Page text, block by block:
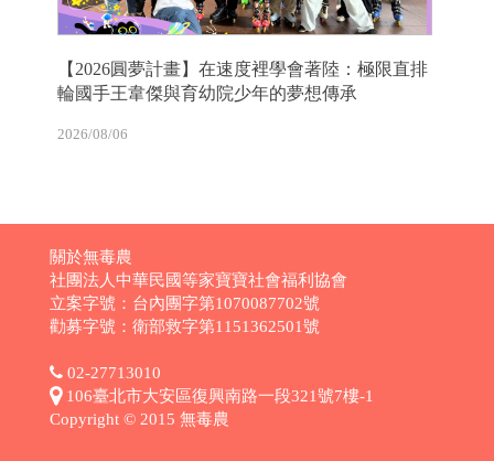
【2026圓夢計畫】在速度裡學會著陸：極限直排
輪國手王韋傑與育幼院少年的夢想傳承
2026/08/06
關於無毒農
社團法人中華民國等家寶寶社會福利協會
立案字號：台內團字第1070087702號
勸募字號：衛部救字第1151362501號
02-27713010
106臺北市大安區復興南路一段321號7樓-1
Copyright © 2015 無毒農